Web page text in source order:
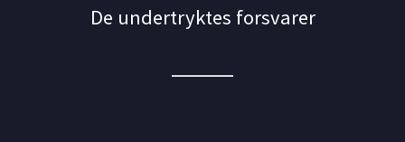
De undertryktes forsvarer